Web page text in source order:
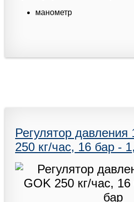
манометр
Регулятор давления
250 кг/час, 16 бар -